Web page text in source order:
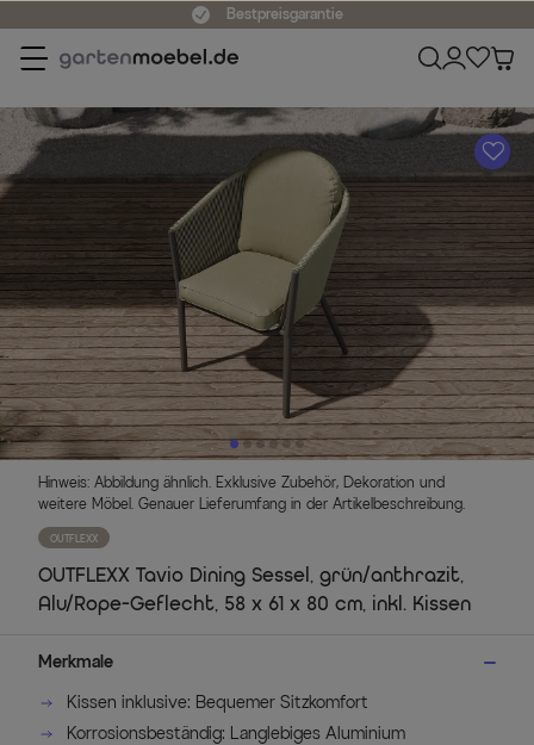
Bestpreisgarantie
A
Hinweis: Abbildung ähnlich. Exklusive Zubehör, Dekoration und
weitere Möbel. Genauer Lieferumfang in der Artikelbeschreibung.
OUTFLEXX
OUTFLEXX Tavio Dining Sessel, grün/anthrazit,
Alu/Rope-Geflecht, 58 x 61 x 80 cm, inkl. Kissen
Merkmale
Kissen inklusive: Bequemer Sitzkomfort
Korrosionsbeständig: Langlebiges Aluminium